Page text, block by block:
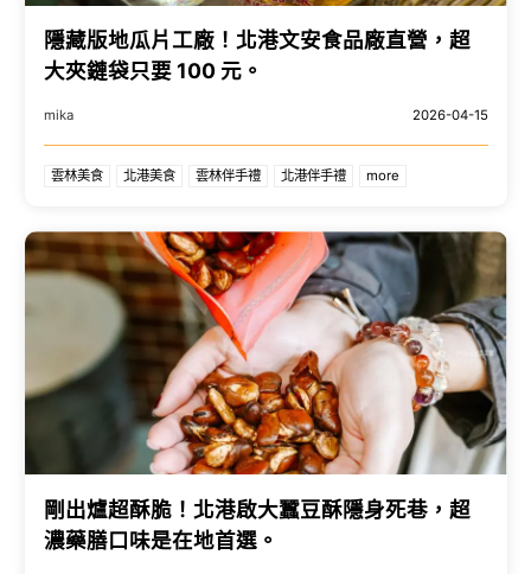
隱藏版地瓜片工廠！北港文安食品廠直營，超
大夾鏈袋只要 100 元。
mika 2026-04-15
雲林美食 北港美食 雲林伴手禮 北港伴手禮 more
剛出爐超酥脆！北港啟大蠶豆酥隱身死巷，超
濃藥膳口味是在地首選。